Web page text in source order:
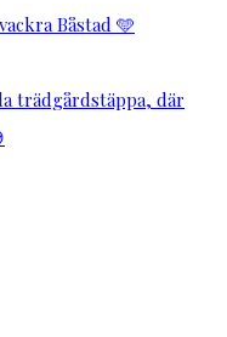
Båstad 🩵
trädgårdstäppa, där